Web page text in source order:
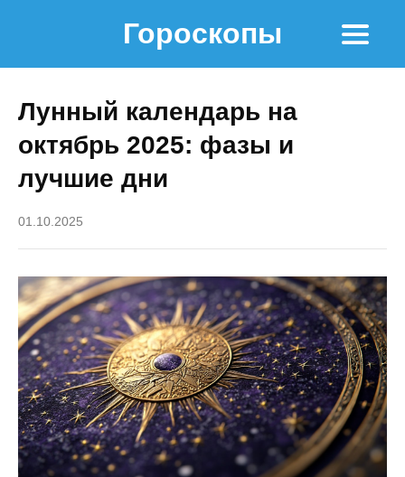
Гороскопы
Лунный календарь на
октябрь 2025: фазы и
лучшие дни
01.10.2025